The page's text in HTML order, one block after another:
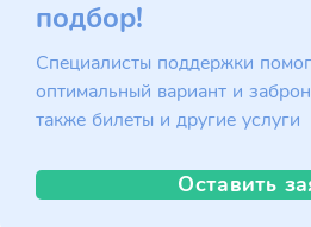
подбор!
Специалисты поддержки
оптимальный вариант и
также билеты и другие услуги
Оставить